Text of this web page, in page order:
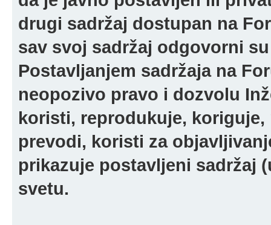
drugi sadržaj dostupan na
sav svoj sadržaj odgovorni
Postavljanjem sadržaja na
neopozivo pravo i dozvolu
koristi, reprodukuje,
prevodi, koristi za
prikazuje postavljeni sadržaj
svetu.